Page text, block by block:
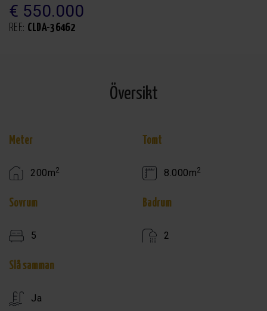
€ 550.000
REF.: CLDA-36462
Översikt
Meter
200m2
Tomt
8.000m2
Sovrum
5
Badrum
2
Slå samman
Ja